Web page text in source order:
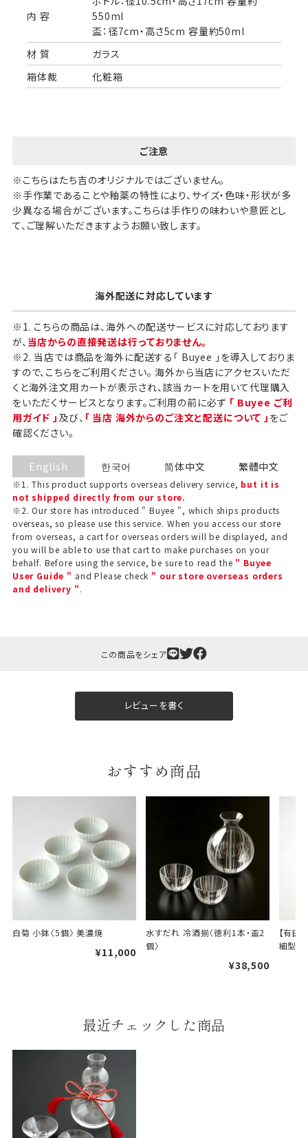
ギフト包装について
斗（のし）掛け・ギフト包装・手提げ袋を無料サービス
しております。
包装紙は2種類あります。
A
B
一般的なギフト包装
天掛け包装について
内 容
550ml
盃：径7cm・高さ5cm 容量約50ml
材 質
ガラス
箱体裁
化粧箱
ご注意
※こちらはたち吉のオリジナルではございません。
※手作業であることや釉薬の特性により、サイズ・色味・形状が多
少異なる場合がございます。こちらは手作りの味わいや意匠とし
て、ご理解いただきますようお願い致します。
海外配送に対応しています
※1. こちらの商品は、海外への配送サービスに対応しております
が、 当店からの直接発送は行っておりません。
※2. 当店では商品を海外に配送する「 Buyee 」を導入しておりま
すので、こちらをご利用ください。 海外から当店にアクセスいただ
くと海外注文用カートが表示され、該当カートを用いて代理購入
をいただくサービスとなります。ご利用の前に必ず 「 Buyee ご利
用ガイド 」 及び、 「 当店 海外からのご注文と配送について 」 をご
確認ください。
English
※1. This product supports overseas delivery service, but it is
not shipped directly from our store.
※2. Our store has introduced " Buyee ", which ships products
overseas, so please use this service. When you access our store
from overseas, a cart for overseas orders will be displayed, and
you will be able to use that cart to make purchases on your
behalf. Before using the service, be sure to read the " Buyee
User Guide " and Please check " our store overseas orders
and delivery ".
한국어 简体中文 繁體中文
この商品をシェア
レビューを書く
おすすめ商品
白菊 小鉢〈5個〉 美濃焼
¥11,000
水すだれ 冷酒揃〈徳利1本・盃2
個〉
¥38,500
【有田
細型ス
最近チェックした商品